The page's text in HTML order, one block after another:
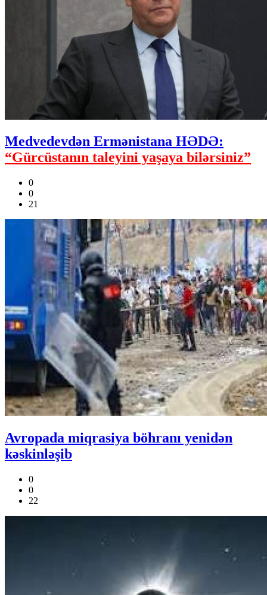
Medvedevdən Ermənistana HƏDƏ:
“Gürcüstanın taleyini yaşaya bilərsiniz”
0
0
21
Avropada miqrasiya böhranı yenidən
kəskinləşib
0
0
22